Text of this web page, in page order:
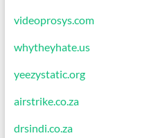
videoprosys.com
whytheyhate.us
yeezystatic.org
airstrike.co.za
drsindi.co.za